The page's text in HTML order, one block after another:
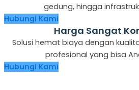
gedung, hingga
Hubungi Kami
Harga Sangat
Solusi hemat biaya dengan
profesional yang bisa
Hubungi Kami